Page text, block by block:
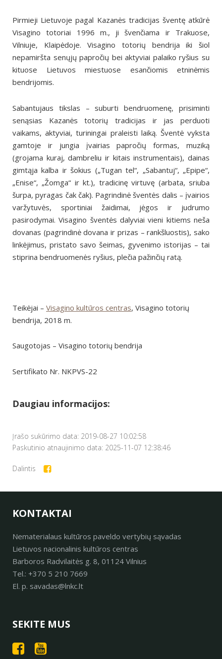
Pirmieji Lietuvoje pagal Kazanės tradicijas šventę atkūrė
Visagino totoriai 1996 m., ji švenčiama ir Trakuose,
Vilniuje, Klaipėdoje. Visagino totorių bendrija iki šiol
nepamiršta senųjų papročių bei aktyviai palaiko ryšius su
kituose Lietuvos miestuose esančiomis etninėmis
bendrijomis.
Sabantujaus tikslas – suburti bendruomenę, prisiminti
senąsias Kazanės totorių tradicijas ir jas perduoti
vaikams, aktyviai, turiningai praleisti laiką. Šventė vyksta
gamtoje ir jungia įvairias papročių formas, muziką
(grojama kuraj, dambreliu ir kitais instrumentais), dainas
gimtąja kalba ir šokius („Tugan tel“, „Sabantuj“, „Epipe“,
„Enise“, „Žomga“ ir kt.), tradicinę virtuvę (arbata, sriuba
šurpa, pyragas čak čak). Pagrindinė šventės dalis – įvairios
varžytuvės, sportiniai žaidimai, jėgos ir judrumo
pasirodymai. Visagino šventės dalyviai vieni kitiems neša
dovanas (pagrindinė dovana ir prizas – rankšluostis), sako
linkėjimus, pristato savo šeimas, gyvenimo istorijas – tai
stiprina bendruomenės ryšius, plečia pažinčių ratą.
Teikėjai – Visagino kultūros centras, Visagino totorių
bendrija, 2018 m.
Saugotojas – Visagino totorių bendrija
Sertifikato Nr. NKPVS-22
Daugiau informacijos:
Įrašo sukūrimo data: 2019-08-27 10:02:58
Paskutinio atnaujinimo data: 2025-11-07 12:38:46
Dalintis
KONTAKTAI
Nematerialaus kultūros paveldo vertybių sąvadas
Lietuvos nacionalinis kultūros centras
Barboros Radvilaitės g. 8, 01124 Vilnius
Tel.: +370 5 210 7669
El. p. savadas@lnkc.lt
SEKITE MUS